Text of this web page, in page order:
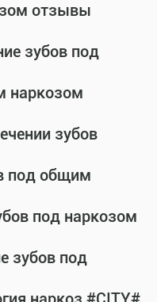
отзывы
зубов под
наркозом
зубов
под общим
под наркозом
зубов под